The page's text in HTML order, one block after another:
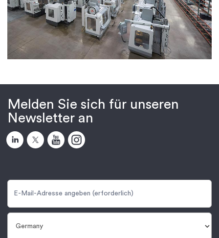
Melden Sie sich für unseren
Newsletter an